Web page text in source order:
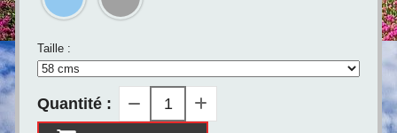
Taille :
Quantité :